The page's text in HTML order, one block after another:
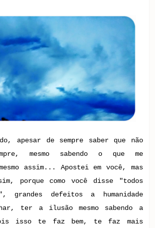
apesar de sempre saber que não
mesmo sabendo o que me
assim... Apostei em você, mas
porque como você disse "todos
grandes defeitos a humanidade
ter a ilusão mesmo sabendo a
isso te faz bem, te faz mais